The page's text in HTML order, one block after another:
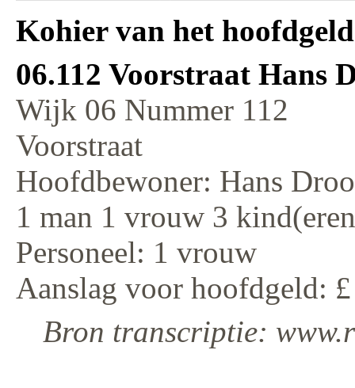
Kohier van het
06.112 Voorstraat Hans
Wijk 06 Nummer 112
Voorstraat
Hoofdbewoner: Hans
1 man 1 vrouw 3
Personeel: 1 vrouw
Aanslag voor hoofdgeld:
Bron transcriptie: